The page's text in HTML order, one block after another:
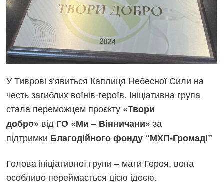
У Тиврові з’явиться Каплиця Небесної Сили на
честь загиблих воїнів-героїв. Ініціативна група
стала переможцем проєкту «Твори
добро» від ГО «Ми – Вінничани» за
підтримки Благодійного фонду “МХП-Громаді”
Голова ініціативної групи – мати Героя, вона
особливо переймається цією ідеєю.